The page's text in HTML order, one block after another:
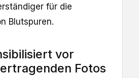
für die
Blutspuren.
vor
Fotos